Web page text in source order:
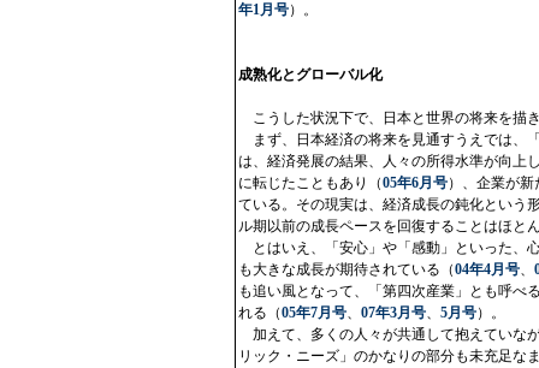
年1月号）。
成熟化とグローバル化
こうした状況下で、日本と世界の将来を描
まず、日本経済の将来を見通すうえでは、
は、経済発展の結果、人々の所得水準が向上
に転じたこともあり（05年6月号）、企業が新
ている。その現実は、経済成長の鈍化という
ル期以前の成長ペースを回復することはほと
とはいえ、「安心」や「感動」といった、
も大きな成長が期待されている（04年4月号、
も追い風となって、「第四次産業」とも呼べ
れる（05年7月号、 07年3月号、 5月号）。
加えて、多くの人々が共通して抱えていな
リック・ニーズ」のかなりの部分も未充足な